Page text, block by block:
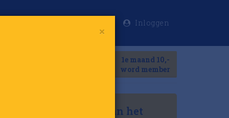
Inloggen
1e maand 10,-
word member
Mis niets van het
×